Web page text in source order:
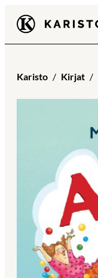
Siirry
suoraan
sisältöön
Karisto
Karisto Kirjat